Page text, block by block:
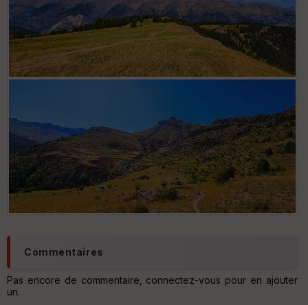
Commentaires
Pas encore de commentaire, connectez-vous pour en ajouter
un.